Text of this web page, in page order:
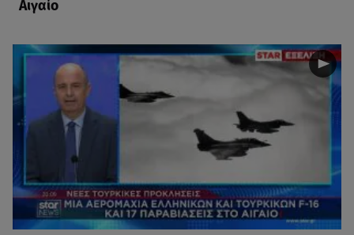
Αιγαίο